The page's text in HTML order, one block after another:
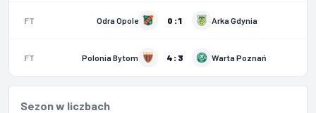
FT Odra Opole 0 : 1 Arka Gdynia
FT Polonia Bytom 4 : 3 Warta Poznań
Sezon w liczbach